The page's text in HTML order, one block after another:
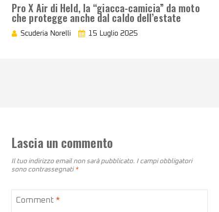
Pro X Air di Held, la “giacca-camicia” da moto
che protegge anche dal caldo dell’estate
Scuderia Norelli 15 Luglio 2025
Lascia un commento
Il tuo indirizzo email non sarà pubblicato. I campi obbligatori
sono contrassegnati *
Comment *